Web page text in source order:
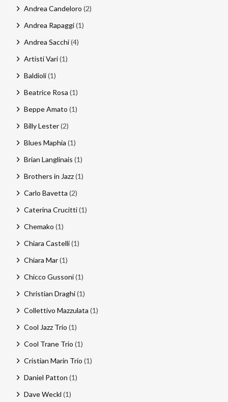
Andrea Candeloro (2)
Andrea Rapaggi(1)
Andrea Sacchi(4)
Artisti Vari(1)
Baldioli(1)
Beatrice Rosa (1)
Beppe Amato (1)
Billy Lester(2)
Blues Maphia (1)
Brian Langlinais (1)
Brothers in Jazz(1)
Carlo Bavetta (2)
Caterina Crucitti(1)
Chemako (1)
Chiara Castelli(1)
Chiara Mar(1)
Chicco Gussoni(1)
Christian Draghi(1)
Collettivo Mazzulata (1)
Cool Jazz Trio (1)
Cool Trane Trio (1)
Cristian Marin Trio (1)
Daniel Patton (1)
Dave Weckl (1)